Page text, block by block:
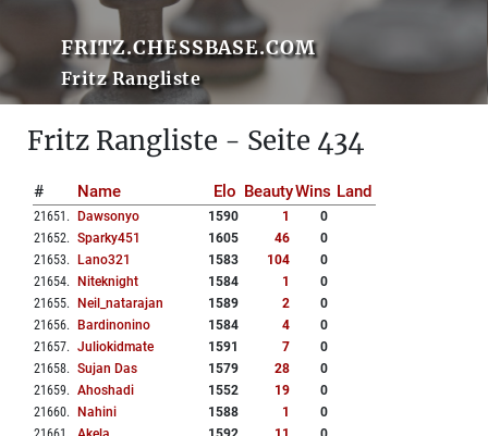
FRITZ.CHESSBASE.COM
Fritz Rangliste
Fritz Rangliste - Seite 434
# Name Elo BeautyWins Land
21651 . Dawsonyo 1590 1
0
21652. Sparky451 1605 46
0
21653. Lano321 1583 104
0
21654. Niteknight 1584 1
0
21655. Neil_natarajan 1589 2
0
21656. Bardinonino 1584 4
0
21657. Juliokidmate 1591 7
0
21658. Sujan Das 1579 28
0
21659. Ahoshadi 1552 19
0
21660. Nahini 1588 1
0